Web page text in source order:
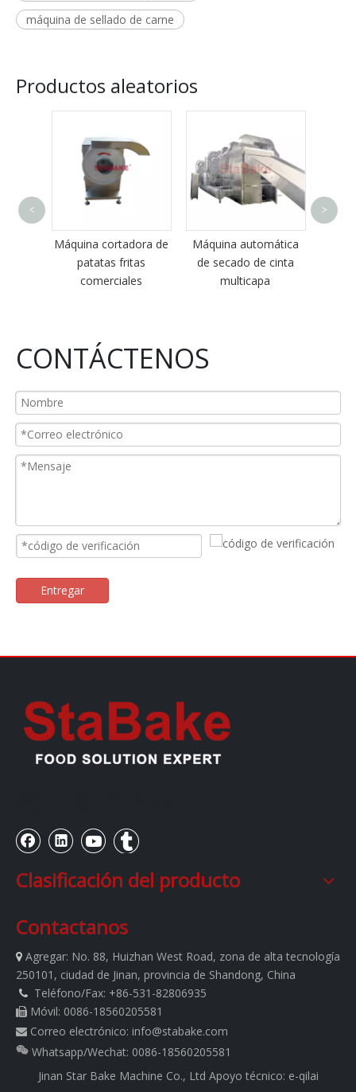
máquina de sellado de carne
Productos aleatorios
Máquina cortadora de
patatas fritas
comerciales
Máquina automática
de secado de cinta
multicapa
< >
CONTÁCTENOS
Entregar
Clasificación del producto
Contactanos
 Agregar: No. 88, Huizhan West Road, zona de alta tecnología
250101, ciudad de Jinan, provincia de Shandong, China
 Teléfono/Fax: +86-531-82806935
 Móvil: 0086-18560205581
 Correo electrónico: info@stabake.com
Whatsapp/Wechat: 0086-18560205581
Jinan Star Bake Machine Co., Ltd Apoyo técnico: e-qilai